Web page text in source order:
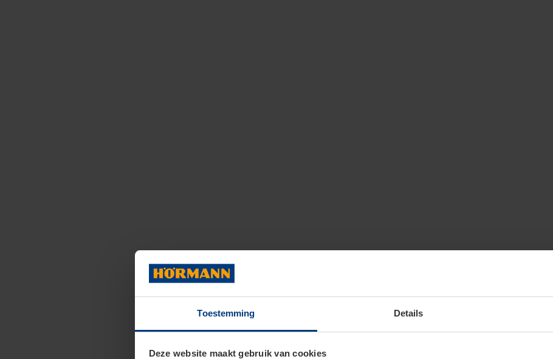
Toestemming Details
Deze website maakt gebruik van cookies